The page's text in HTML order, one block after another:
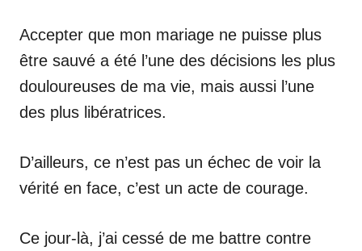
Accepter que mon mariage ne puisse plus
être sauvé a été l’une des décisions les plus
douloureuses de ma vie, mais aussi l’une
des plus libératrices.
D’ailleurs, ce n’est pas un échec de voir la
vérité en face, c’est un acte de courage.
Ce jour-là, j’ai cessé de me battre contre